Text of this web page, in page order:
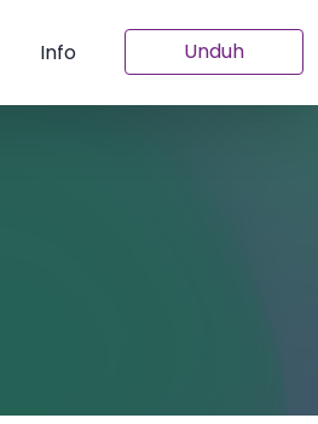
Info Unduh